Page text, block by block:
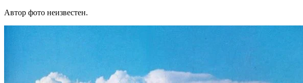
Автор фото неизвестен.